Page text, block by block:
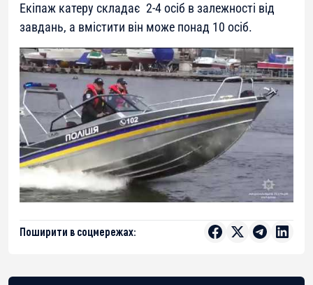
Екіпаж катеру складає 2-4 осіб в залежності від
завдань, а вмістити він може понад 10 осіб.
Поширити в соцмережах: